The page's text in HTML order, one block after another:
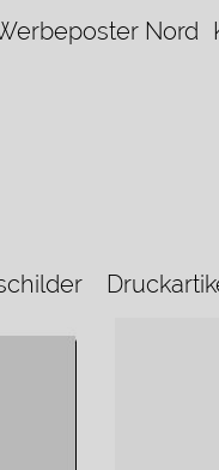
Nord